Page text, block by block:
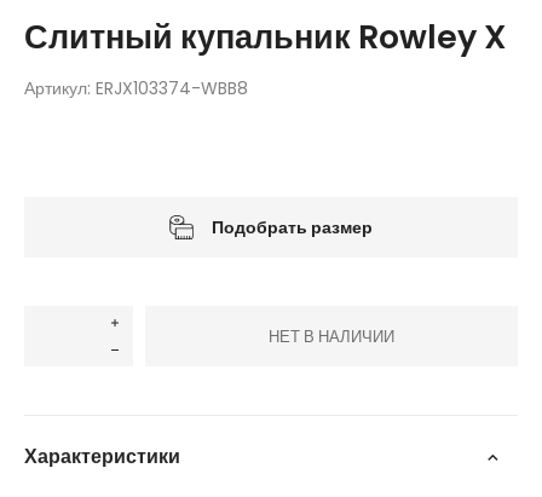
Слитный купальник Rowley X
Артикул: ERJX103374-WBB8
Подобрать размер
НЕТ В НАЛИЧИИ
Характеристики